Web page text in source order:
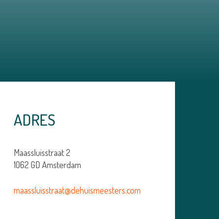
ADRES
Maassluisstraat 2
1062 GD Amsterdam
maassluisstraat@dehuismeesters.com